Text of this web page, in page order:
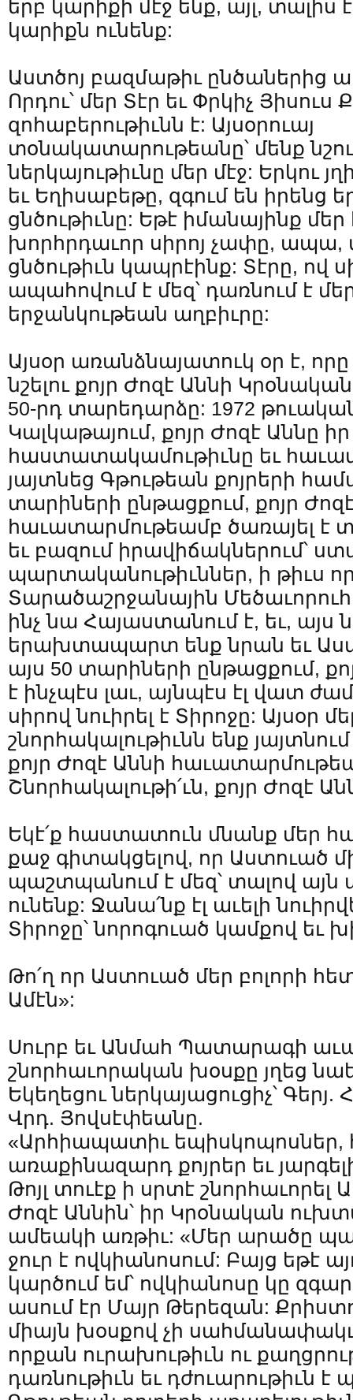
երբ կարիքի մէջ ենք, այլ, տալիս
կարիքն ունենք:
Աստծոյ բազմաթիւ ընծաներից
Որդու՝ մեր Տէր եւ Փրկիչ Յիսուս
զոհաբերութիւնն է: Այսօրուայ
տօնակատարութեանը՝ մենք
ներկայութիւնը մեր մէջ: Երկու
եւ Եղիսաբեթը, զգում են իրենց
ցնծութիւնը: Եթէ իմանայինք
խորհրդաւոր սիրոյ չափը, ապա,
ցնծութիւն կապրէինք: Տէրը, ով
ապահովում է մեզ՝ դառնում է
երջանկութեան աղբիւրը:
Այսօր առանձնայատուկ օր է, որը
նշելու քոյր Ժոզէ Աննի
50-րդ տարեդարձը: 1972
Կալկաթայում, քոյր Ժոզէ Աննը իր
հաստատակամութիւնը եւ
յայտնեց Գթութեան քոյրերի
տարիների ընթացքում, քոյր
հաւատարմութեամբ ծառայել է
եւ բազում իրավիճակներում՝
պարտականութիւններ, ի թիւս
Տարածաշրջանային
ինչ նա Հայաստանում է, եւ, այս
երախտապարտ ենք նրան եւ
այս 50 տարիների ընթացքում,
է ինչպէս լաւ, այնպէս էլ վատ
սիրով նուիրել է Տիրոջը: Այսօր
շնորհակալութիւնն ենք
քոյր Ժոզէ Աննի
Շնորհակալութի՛ւն, քոյր Ժոզէ
Եկէ՛ք հաստատուն մնանք մեր
քաջ գիտակցելով, որ Աստուած
պաշտպանում է մեզ՝ տալով այն
ունենք: Ջանա՛նք էլ աւելի
Տիրոջը՝ նորոգուած կամքով եւ
Թո՛ղ որ Աստուած մեր բոլորի
Ամէն»:
Սուրբ եւ Անմահ Պատարագի
շնորհաւորական խօսքը յղեց
Եկեղեցու ներկայացուցիչ՝
Վրդ. Յովսէփեանը.
«Արհիապատիւ եպիսկոպոսներ,
առաքինազարդ քոյրեր եւ
Թոյլ տուէք ի սրտէ
Ժոզէ Աննին՝ իր Կրօնական
ամեակի առթիւ: «Մեր արածը
ջուր է ովկիանոսում: Բայց եթէ
կարծում եմ՝ ովկիանոսը կը
ասում էր Մայր Թերեզան:
միայն խօսքով չի
որքան ուրախութիւն ու
դառնութիւն եւ դժուարութիւն է